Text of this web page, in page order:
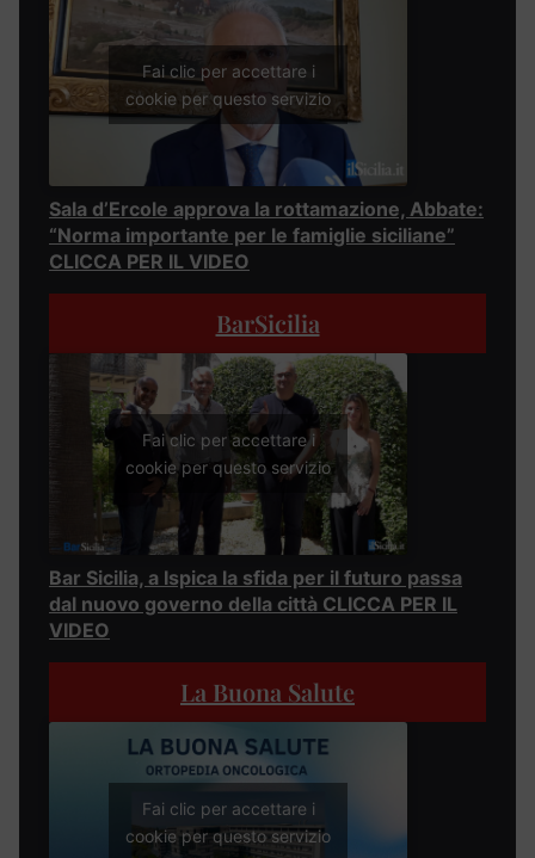
Fai clic per accettare i
cookie per questo servizio
Sala d’Ercole approva la rottamazione, Abbate:
“Norma importante per le famiglie siciliane”
CLICCA PER IL VIDEO
BarSicilia
Fai clic per accettare i
cookie per questo servizio
Bar Sicilia, a Ispica la sfida per il futuro passa
dal nuovo governo della città CLICCA PER IL
VIDEO
La Buona Salute
Fai clic per accettare i
cookie per questo servizio